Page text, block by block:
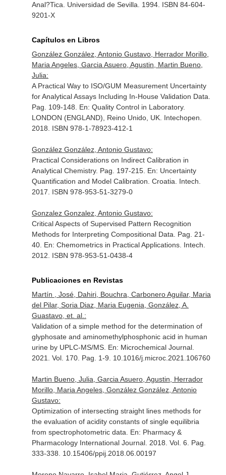
Anal?Tica. Universidad de Sevilla. 1994. ISBN 84-604-
9201-X
Capítulos en Libros
González González, Antonio Gustavo, Herrador Morillo,
Maria Angeles, Garcia Asuero, Agustin, Martin Bueno,
Julia:
A Practical Way to ISO/GUM Measurement Uncertainty
for Analytical Assays Including In-House Validation Data.
Pag. 109-148. En: Quality Control in Laboratory.
LONDON (ENGLAND), Reino Unido, UK. Intechopen.
2018. ISBN 978-1-78923-412-1
González González, Antonio Gustavo:
Practical Considerations on Indirect Calibration in
Analytical Chemistry. Pag. 197-215. En: Uncertainty
Quantification and Model Calibration . Croatia. Intech.
2017. ISBN 978-953-51-3279-0
Gonzalez Gonzalez, Antonio Gustavo:
Critical Aspects of Supervised Pattern Recognition
Methods for Interpreting Compositional Data. Pag. 21-
40. En: Chemometrics in Practical Applications. Intech.
2012. ISBN 978-953-51-0438-4
Publicaciones en Revistas
Martín , José, Dahiri, Bouchra, Carbonero Aguilar, Maria
del Pilar, Soria Diaz, Maria Eugenia, González, A.
Guastavo, et. al.:
Validation of a simple method for the determination of
glyphosate and aminomethylphosphonic acid in human
urine by UPLC-MS/MS. En: Microchemical Journal.
2021. Vol. 170. Pag. 1-9. 10.1016/j.microc.2021.106760
Martin Bueno, Julia, Garcia Asuero, Agustin, Herrador
Morillo, Maria Angeles, González González, Antonio
Gustavo:
Optimization of intersecting straight lines methods for
the evaluation of acidity constants of single equilibria
from spectrophotometric data. En: Pharmacy &
Pharmacology International Journal. 2018. Vol. 6. Pag.
333-338. 10.15406/ppij.2018.06.00197